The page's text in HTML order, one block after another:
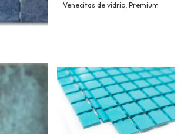
Venecitas de vidrio, Premium